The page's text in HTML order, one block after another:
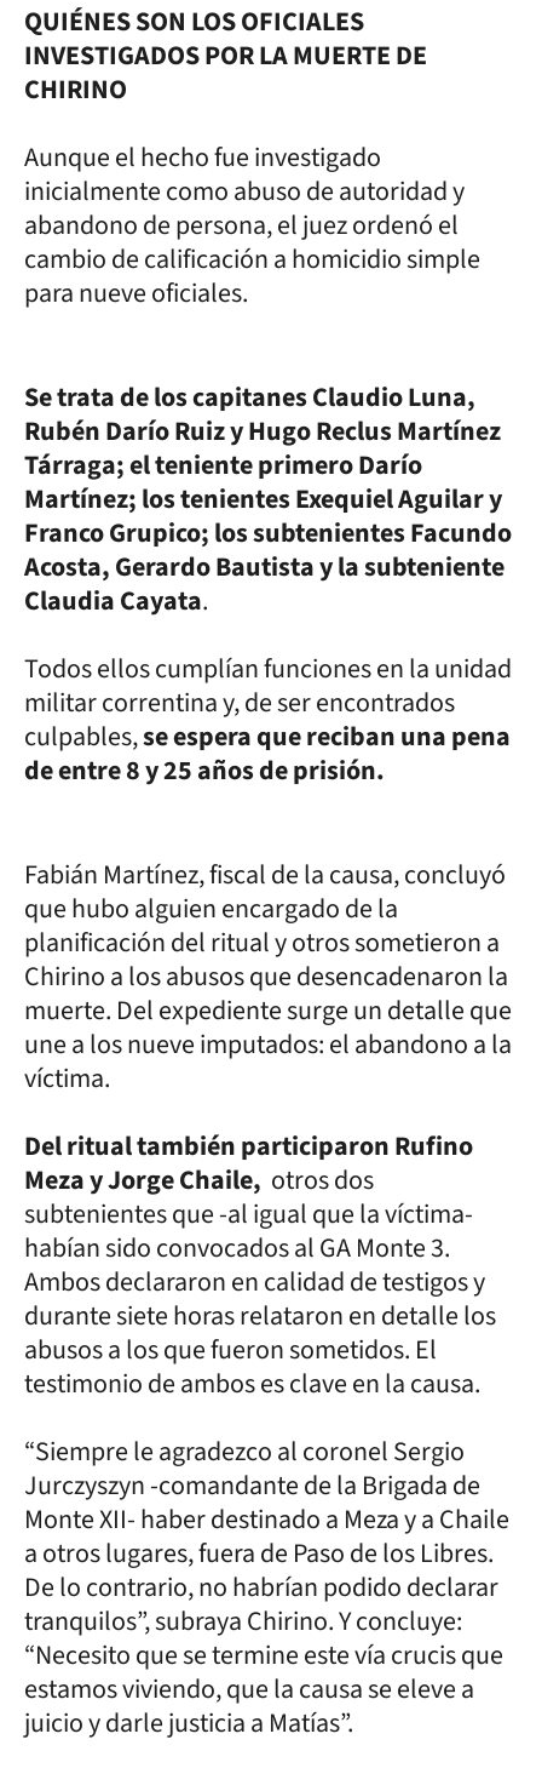
QUIÉNES SON LOS OFICIALES
INVESTIGADOS POR LA MUERTE DE
CHIRINO
Aunque el hecho fue investigado
inicialmente como abuso de autoridad y
abandono de persona, el juez ordenó el
cambio de calificación a homicidio simple
para nueve oficiales.
Se trata de los capitanes Claudio Luna,
Rubén Darío Ruiz y Hugo Reclus Martínez
Tárraga; el teniente primero Darío
Martínez; los tenientes Exequiel Aguilar y
Franco Grupico; los subtenientes Facundo
Acosta, Gerardo Bautista y la subteniente
Claudia Cayata.
Todos ellos cumplían funciones en la unidad
militar correntina y, de ser encontrados
culpables,se espera que reciban una pena
de entre 8 y 25 años de prisión.
Fabián Martínez, fiscal de la causa, concluyó
que hubo alguien encargado de la
planificación del ritual y otros sometieron a
Chirino a los abusos que desencadenaron la
muerte. Del expediente surge un detalle que
une a los nueve imputados: el abandono a la
víctima.
Del ritual también participaron Rufino
Meza y Jorge Chaile, otros dos
subtenientes que -al igual que la víctima-
habían sido convocados al GA Monte 3.
Ambos declararon en calidad de testigos y
durante siete horas relataron en detalle los
abusos a los que fueron sometidos. El
testimonio de ambos es clave en la causa.
“Siempre le agradezco al coronel Sergio
Jurczyszyn -comandante de la Brigada de
Monte XII- haber destinado a Meza y a Chaile
a otros lugares, fuera de Paso de los Libres.
De lo contrario, no habrían podido declarar
tranquilos”, subraya Chirino. Y concluye:
“Necesito que se termine este vía crucis que
estamos viviendo, que la causa se eleve a
juicio y darle justicia a Matías”.